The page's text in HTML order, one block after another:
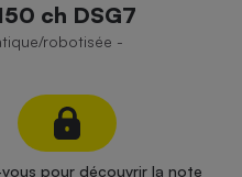
ch DSG7
robotisée -
pour découvrir la note